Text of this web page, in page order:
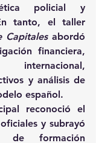
ética policial y
tanto, el taller
Capitales abordó
financiera,
y análisis de
español.
reconoció el
y subrayó
formación